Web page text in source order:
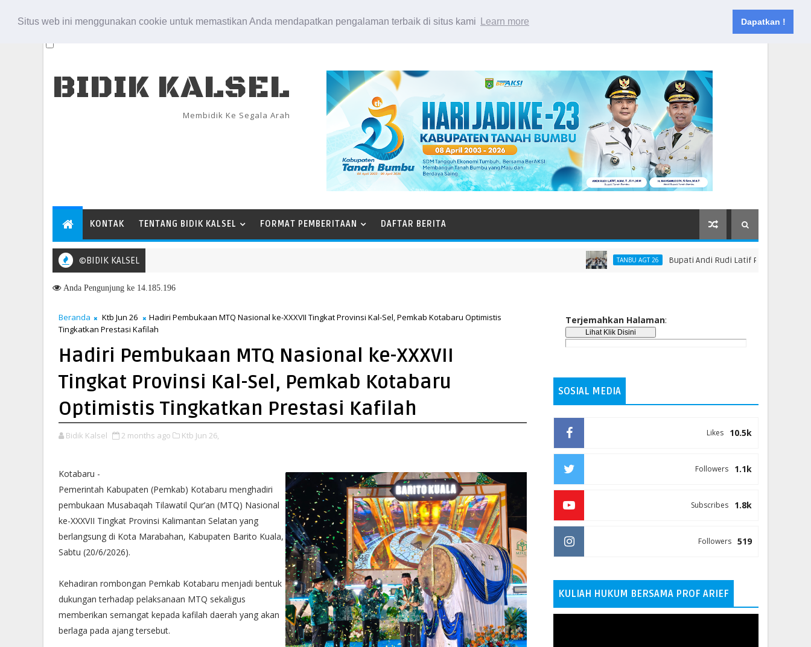
Situs web ini menggunakan cookie untuk memastikan Anda mendapatkan pengalaman terbaik di situs kami Learn more Dapatkan !
Kontak
BIDIK KALSEL
Membidik Ke Segala Arah
KONTAK TENTANG BIDIK KALSEL FORMAT PEMBERITAAN DAFTAR BERITA
©BIDIK KALSEL TANBU AGT 26 Bupati Andi Rudi Latif Perkuat Kebijakan
Anda Pengunjung ke 14.185.196
Beranda Ktb Jun 26
Hadiri Pembukaan MTQ Nasional ke-XXXVII Tingkat Provinsi Kal-Sel, Pemkab Kotabaru Optimistis
Tingkatkan Prestasi Kafilah
Hadiri Pembukaan MTQ Nasional ke-XXXVII
Tingkat Provinsi Kal-Sel, Pemkab Kotabaru
Optimistis Tingkatkan Prestasi Kafilah
Bidik Kalsel 2 months ago Ktb Jun 26,
Kotabaru -
Pemerintah Kabupaten (Pemkab) Kotabaru menghadiri
pembukaan Musabaqah Tilawatil Qur’an (MTQ) Nasional
ke-XXXVII Tingkat Provinsi Kalimantan Selatan yang
berlangsung di Kota Marabahan, Kabupaten Barito Kuala,
Sabtu (20/6/2026).
Kehadiran rombongan Pemkab Kotabaru menjadi bentuk
dukungan terhadap pelaksanaan MTQ sekaligus
memberikan semangat kepada kafilah daerah yang akan
berlaga pada ajang tersebut.
Terjemahkan Halaman:
SOSIAL MEDIA
10.5k
Likes
1.1k
Followers
1.8k
Subscribes
519
Followers
KULIAH HUKUM BERSAMA PROF ARIEF